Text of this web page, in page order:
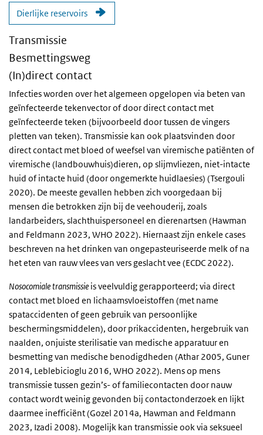
Dierlijke reservoirs
Transmissie
Besmettingsweg
(In)direct contact
Infecties worden over het algemeen opgelopen via beten van
geïnfecteerde tekenvector of door direct contact met
geïnfecteerde teken (bijvoorbeeld door tussen de vingers
pletten van teken). Transmissie kan ook plaatsvinden door
direct contact met bloed of weefsel van viremische patiënten of
viremische (landbouwhuis)dieren, op slijmvliezen, niet-intacte
huid of intacte huid (door ongemerkte huidlaesies) (Tsergouli
2020). De meeste gevallen hebben zich voorgedaan bij
mensen die betrokken zijn bij de veehouderij, zoals
landarbeiders, slachthuispersoneel en dierenartsen (Hawman
and Feldmann 2023, WHO 2022). Hiernaast zijn enkele cases
beschreven na het drinken van ongepasteuriseerde melk of na
het eten van rauw vlees van vers geslacht vee (ECDC 2022).
Nosocomiale transmissie is veelvuldig gerapporteerd; via direct
contact met bloed en lichaamsvloeistoffen (met name
spataccidenten of geen gebruik van persoonlijke
beschermingsmiddelen), door prikaccidenten, hergebruik van
naalden, onjuiste sterilisatie van medische apparatuur en
besmetting van medische benodigdheden (Athar 2005, Guner
2014, Leblebicioglu 2016, WHO 2022). Mens op mens
transmissie tussen gezin’s- of familiecontacten door nauw
contact wordt weinig gevonden bij contactonderzoek en lijkt
daarmee inefficiënt (Gozel 2014a, Hawman and Feldmann
2023, Izadi 2008). Mogelijk kan transmissie ook via seksueel